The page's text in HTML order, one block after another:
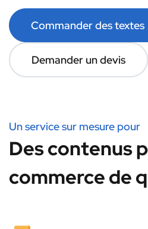
Commander des textes
Demander un devis
Un service sur mesure pour
Des contenus
commerce de